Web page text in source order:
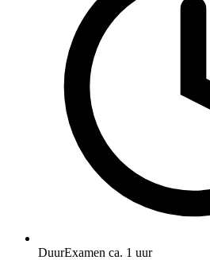
DuurExamen ca. 1 uur